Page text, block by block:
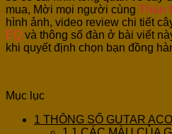
mua, Mời mọi người cùng Thân
hình ảnh, video review chi tiết
EQ và thông số đàn ở bài viết
khi quyết định chọn bạn đồng
Mục lục
1 THÔNG SỐ GUTAR